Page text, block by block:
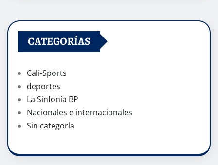
CATEGORÍAS
Cali-Sports
deportes
La Sinfonía BP
Nacionales e internacionales
Sin categoría